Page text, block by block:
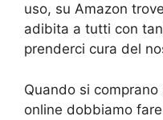
uso, su Amazon
adibita a tutti con
prenderci cura del
Quando si
online dobbiamo